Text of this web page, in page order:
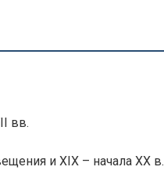
вв.
и XIX – начала XX в.